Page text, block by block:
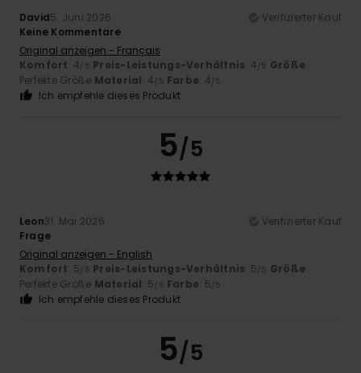
David5. Juni 2026
Verifizierter Kauf
Keine Kommentare
Original anzeigen - Français
Komfort: 4/5 Preis-Leistungs-Verhältnis: 4/5 Größe:
Perfekte Größe Material: 4/5 Farbe: 4/5
Ich empfehle dieses Produkt
5/5
Leon31. Mai 2026
Verifizierter Kauf
Frage
Original anzeigen - English
Komfort: 5/5 Preis-Leistungs-Verhältnis: 5/5 Größe:
Perfekte Größe Material: 5/5 Farbe: 5/5
Ich empfehle dieses Produkt
5/5